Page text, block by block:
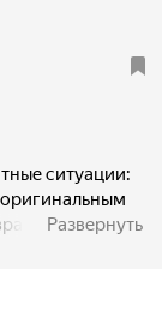
ситуации:
Развернуть